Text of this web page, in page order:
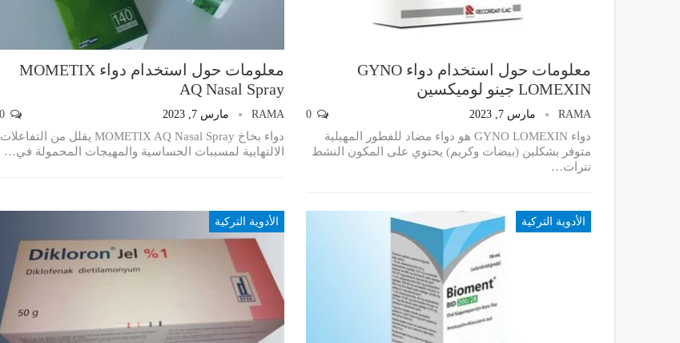
معلومات حول استخدام دواء GYNO
LOMEXIN جينو لوميكسين
RAMA مارس 7, 2023
دواء GYNO LOMEXIN هو دواء مضاد للفطور المهبلية
متوفر بشكلين (بيضات وكريم) يحتوي على المكون النشط
نترات…
معلومات حول استخدام دواء MOMETIX
AQ Nasal Spray
RAMA مارس 7, 2023
دواء بخاخ MOMETIX AQ Nasal Spray يقلل من التفاعلات
الالتهابية لمسببات الحساسية والمهيجات المحمولة في…
الأدوية التركية الأدوية التركية